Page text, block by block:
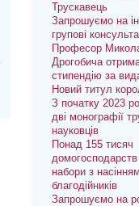
Трускавець
Запрошуємо на
групові
Професор
Дрогобича
стипендію за
Новий титул
З початку 2023
дві монографії
науковців
Понад 155 тисяч
набори з
благодійників
Запрошуємо на